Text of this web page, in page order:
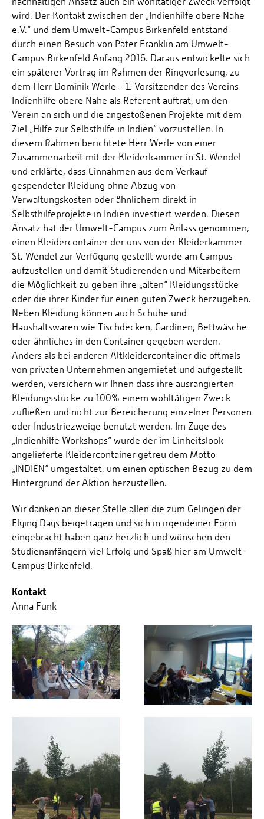
wird. Der Kontakt zwischen der „Indienhilfe obere Nahe
e.V.“ und dem Umwelt-Campus Birkenfeld entstand
durch einen Besuch von Pater Franklin am Umwelt-
Campus Birkenfeld Anfang 2016. Daraus entwickelte sich
ein späterer Vortrag im Rahmen der Ringvorlesung, zu
dem Herr Dominik Werle – 1. Vorsitzender des Vereins
Indienhilfe obere Nahe als Referent auftrat, um den
Verein an sich und die angestoßenen Projekte mit dem
Ziel „Hilfe zur Selbsthilfe in Indien“ vorzustellen. In
diesem Rahmen berichtete Herr Werle von einer
Zusammenarbeit mit der Kleiderkammer in St. Wendel
und erklärte, dass Einnahmen aus dem Verkauf
gespendeter Kleidung ohne Abzug von
Verwaltungskosten oder ähnlichem direkt in
Selbsthilfeprojekte in Indien investiert werden. Diesen
Ansatz hat der Umwelt-Campus zum Anlass genommen,
einen Kleidercontainer der uns von der Kleiderkammer
St. Wendel zur Verfügung gestellt wurde am Campus
aufzustellen und damit Studierenden und Mitarbeitern
die Möglichkeit zu geben ihre „alten“ Kleidungsstücke
oder die ihrer Kinder für einen guten Zweck herzugeben.
Neben Kleidung können auch Schuhe und
Haushaltswaren wie Tischdecken, Gardinen, Bettwäsche
oder ähnliches in den Container gegeben werden.
Anders als bei anderen Altkleidercontainer die oftmals
von privaten Unternehmen angemietet und aufgestellt
werden, versichern wir Ihnen dass ihre ausrangierten
Kleidungsstücke zu 100% einem wohltätigen Zweck
zufließen und nicht zur Bereicherung einzelner Personen
oder Industriezweige benutzt werden. Im Zuge des
„Indienhilfe Workshops“ wurde der im Einheitslook
angelieferte Kleidercontainer getreu dem Motto
„INDIEN“ umgestaltet, um einen optischen Bezug zu dem
Hintergrund der Aktion herzustellen.
Wir danken an dieser Stelle allen die zum Gelingen der
Flying Days beigetragen und sich in irgendeiner Form
eingebracht haben ganz herzlich und wünschen den
Studienanfängern viel Erfolg und Spaß hier am Umwelt-
Campus Birkenfeld.
Kontakt
Anna Funk